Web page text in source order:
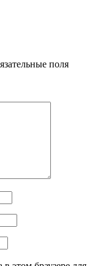
поля